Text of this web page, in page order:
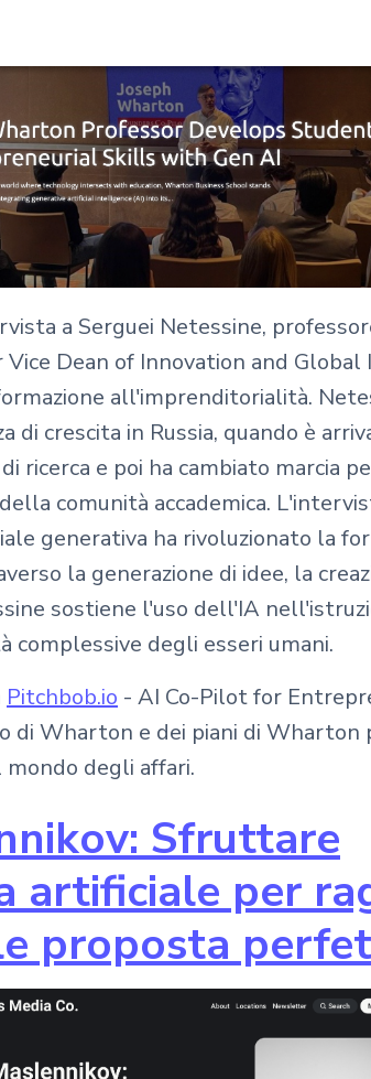
a Serguei Netessine,
Vice Dean of Innovation and
all'imprenditorialità.
di crescita in Russia, quando è
ricerca e poi ha cambiato marcia
comunità accademica.
generativa ha rivoluzionato la
la generazione di idee, la
sostiene l'uso dell'IA
complessive degli esseri umani.
Pitchbob.io - AI Co-Pilot for
di Wharton e dei piani di
degli affari.
Sfruttare
artificiale per
proposta